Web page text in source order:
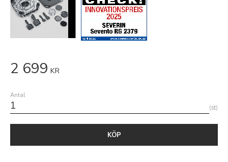
2 699 KR
Antal
st
KÖP